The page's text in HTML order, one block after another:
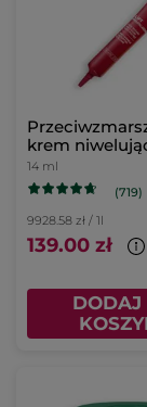
krem
pod oczami
14 ml
(719)
9928.58 zł / 1l
139.00 zł
DODAJ